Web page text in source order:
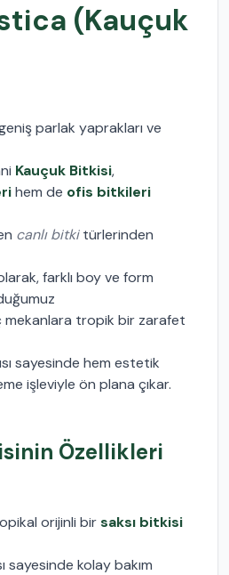
(Kauçuk
parlak yaprakları ve
Kauçuk Bitkisi,
hem de ofis bitkileri
canlı bitkitürlerinden
farklı boy ve form
mekanlara tropik bir zarafet
sayesinde hem estetik
işleviyle ön plana çıkar.
Özellikleri
orijinli birsaksı bitkisi
sayesinde kolay bakım